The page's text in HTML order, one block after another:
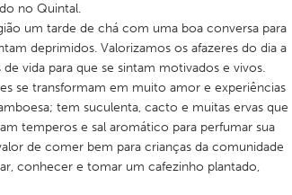
no Quintal.
um tarde de chá com uma boa conversa para
deprimidos. Valorizamos os afazeres do dia a
vida para que se sintam motivados e vivos.
se transformam em muito amor e experiências
tem suculenta, cacto e muitas ervas que
temperos e sal aromático para perfumar sua
de comer bem para crianças da comunidade
conhecer e tomar um cafezinho plantado,